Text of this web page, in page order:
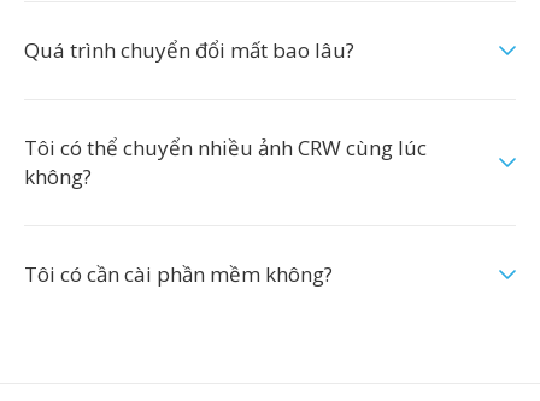
Quá trình chuyển đổi mất bao lâu?
Tôi có thể chuyển nhiều ảnh CRW cùng lúc
không?
Tôi có cần cài phần mềm không?